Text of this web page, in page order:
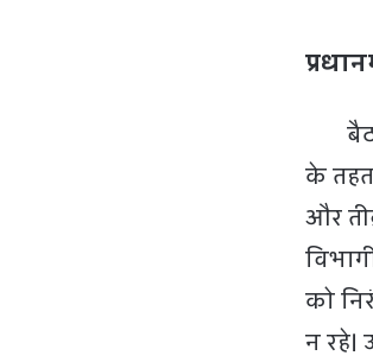
बैठक
के
और
को
न रहे।